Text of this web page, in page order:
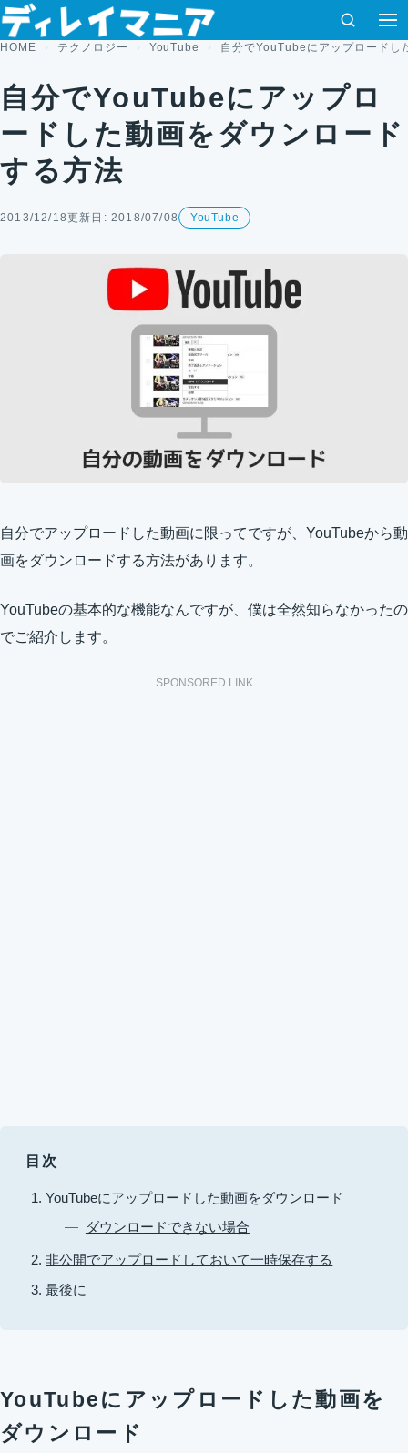
コンテンツへスキップ
検索
HOME テクノロジー YouTube 自分でYouTubeにアップロードし
自分でYouTubeにアップロ
ードした動画をダウンロード
する方法
2013/12/18更新日: 2018/07/08 YouTube
自分でアップロードした動画に限ってですが、YouTubeから動
画をダウンロードする方法があります。
YouTubeの基本的な機能なんですが、僕は全然知らなかったの
でご紹介します。
SPONSORED LINK
目次
YouTubeにアップロードした動画をダウンロード
ダウンロードできない場合
非公開でアップロードしておいて一時保存する
最後に
YouTubeにアップロードした動画を
ダウンロード